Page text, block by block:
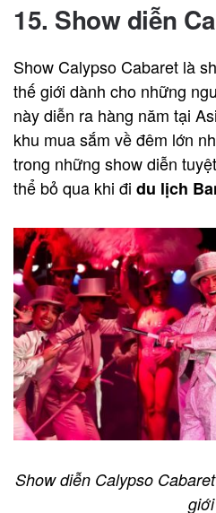
15. Show diễn
Show Calypso Cabaret là
thế giới dành cho những
này diễn ra hàng năm tại
khu mua sắm về đêm lớn
trong những show diễn
thể bỏ qua khi đi du lịch
Show diễn Calypso
giới